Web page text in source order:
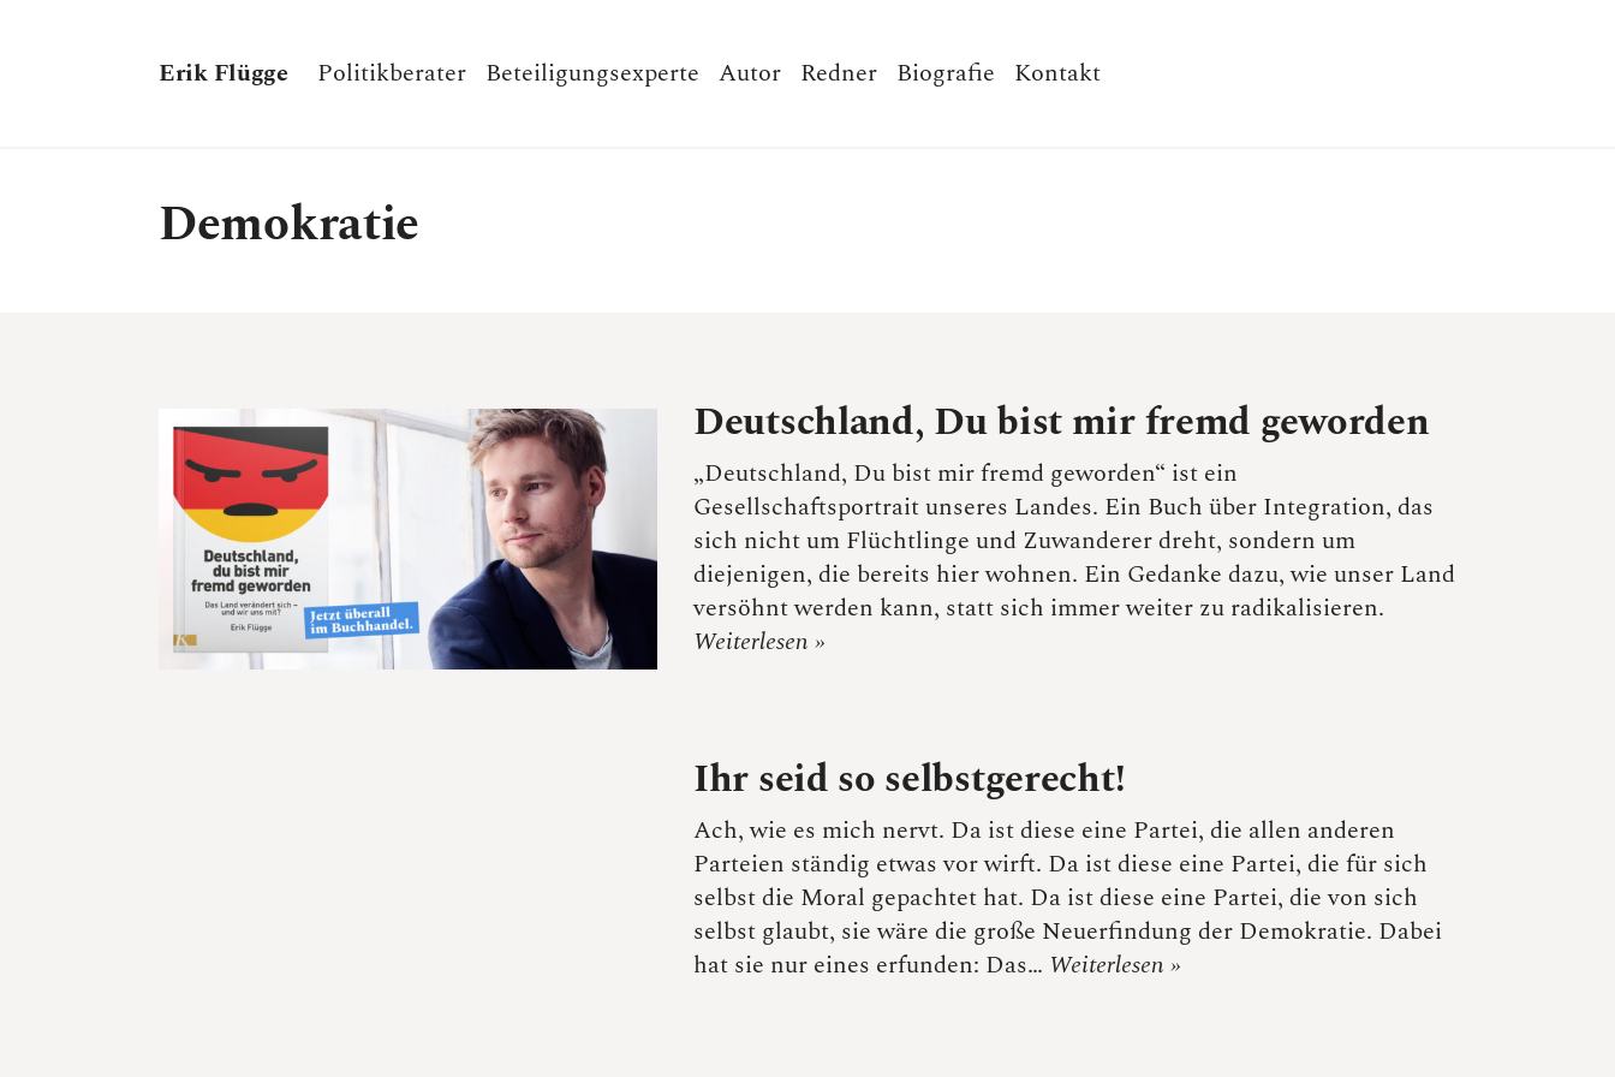
Erik Flügge Politikberater Beteiligungsexperte Autor Redner Biografie Kontakt
Demokratie
Deutschland, Du bist mir fremd geworden
„Deutschland, Du bist mir fremd geworden“ ist ein
Gesellschaftsportrait unseres Landes. Ein Buch über Integration, das
sich nicht um Flüchtlinge und Zuwanderer dreht, sondern um
diejenigen, die bereits hier wohnen. Ein Gedanke dazu, wie unser Land
versöhnt werden kann, statt sich immer weiter zu radikalisieren.
Weiterlesen »
Ihr seid so selbstgerecht!
Ach, wie es mich nervt. Da ist diese eine Partei, die allen anderen
Parteien ständig etwas vor wirft. Da ist diese eine Partei, die für sich
selbst die Moral gepachtet hat. Da ist diese eine Partei, die von sich
selbst glaubt, sie wäre die große Neuerfindung der Demokratie. Dabei
hat sie nur eines erfunden: Das… Weiterlesen »